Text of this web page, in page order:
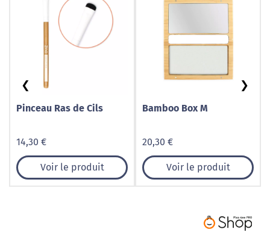
Pinceau Ras de Cils
14,30 €
Voir le produit
Bamboo Box M
20,30 €
Voir le produit
❮ ❯